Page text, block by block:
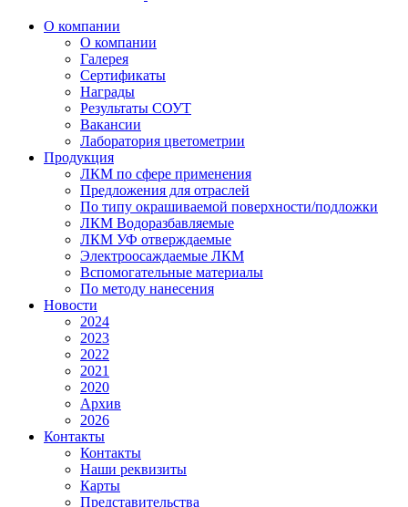
О компании
О компании
Галерея
Сертификаты
Награды
Результаты СОУТ
Вакансии
Лаборатория цветометрии
Продукция
ЛКМ по сфере применения
Предложения для отраслей
По типу окрашиваемой поверхности/подложки
ЛКМ Водоразбавляемые
ЛКМ УФ отверждаемые
Электроосаждаемые ЛКМ
Вспомогательные материалы
По методу нанесения
Новости
2024
2023
2022
2021
2020
Архив
2026
Контакты
Контакты
Наши реквизиты
Карты
Представительства